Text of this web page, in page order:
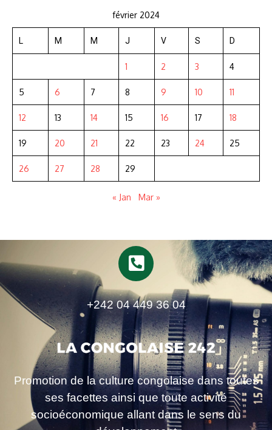
février 2024
L M M J V S D
1 2 3 4
5 6 7 8 9 10 11
12 13 14 15 16 17 18
19 20 21 22 23 24 25
26 27 28 29
« Jan Mar »
+242 04 449 36 04
Promotion de la culture congolaise dans toutes
ses facettes ainsi que toute activité
socioéconomique allant dans le sens du